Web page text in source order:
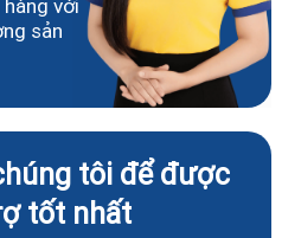
sản
tôi để được
tốt nhất